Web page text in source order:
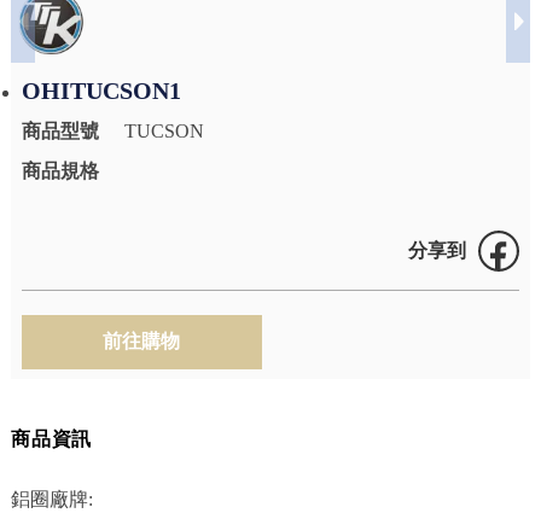
OHITUCSON1
商品型號
TUCSON
商品規格
分享到
商品資訊
鋁圈廠牌: